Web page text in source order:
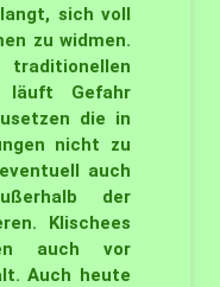
sich voll
zu widmen.
läuft Gefahr
die in
nicht zu
auch
der
Klischees
auch vor
Auch heute